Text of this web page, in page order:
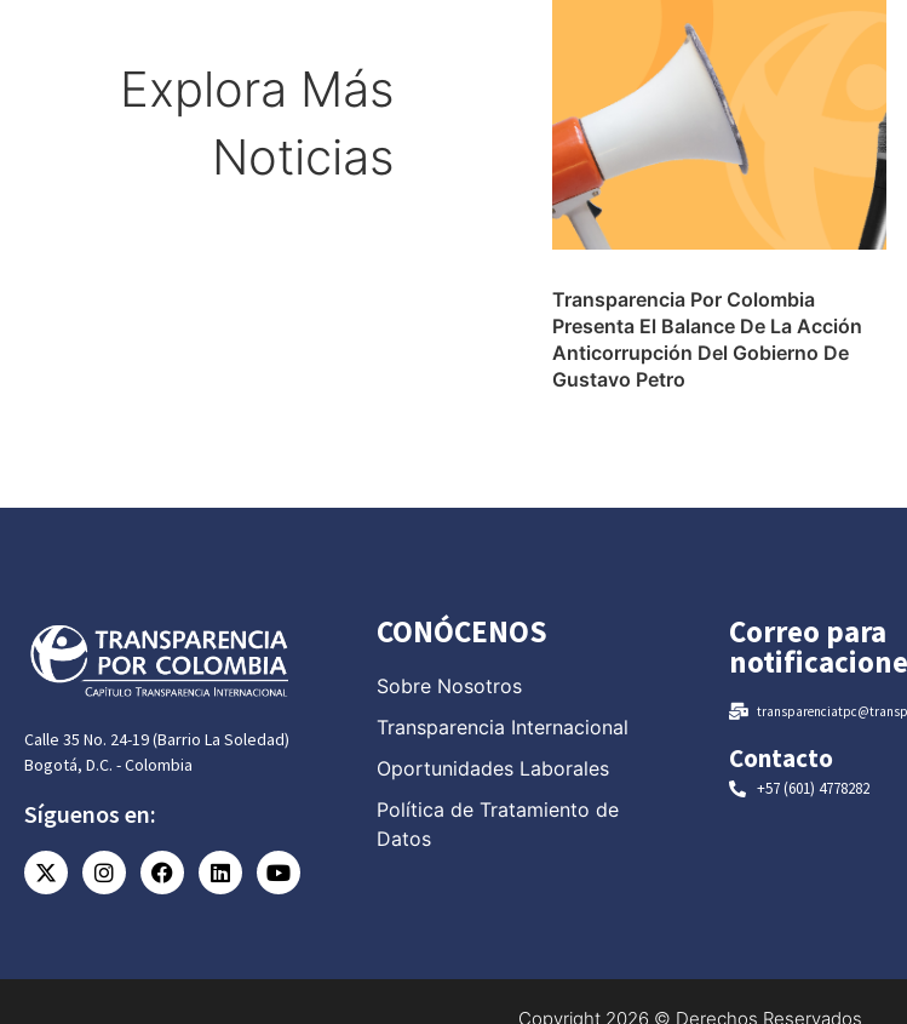
Explora Más
Noticias
Transparencia Por Colombia
Presenta El Balance De La Acción
Anticorrupción Del Gobierno De
Gustavo Petro
Calle 35 No. 24-19 (Barrio La Soledad)
Bogotá, D.C. - Colombia
Síguenos en:
CONÓCENOS
Sobre Nosotros
Transparencia Internacional
Oportunidades Laborales
Política de Tratamiento de
Datos
Correo para
Contacto
+57 (601) 4778282
Copyright 2026 © Derechos Reservados